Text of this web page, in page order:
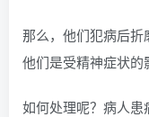
那么，他们犯病后折
他们是受精神症状的
如何处理呢？病人